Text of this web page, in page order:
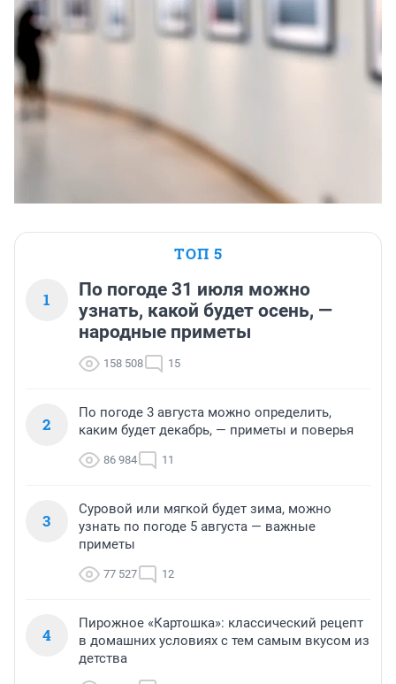
ТОП 5
1
По погоде 31 июля можно
узнать, какой будет осень, —
народные приметы
158 508 15
2
По погоде 3 августа можно определить,
каким будет декабрь, — приметы и поверья
86 984 11
3
Суровой или мягкой будет зима, можно
узнать по погоде 5 августа — важные
приметы
77 527 12
4
Пирожное «Картошка»: классический рецепт
в домашних условиях с тем самым вкусом из
детства